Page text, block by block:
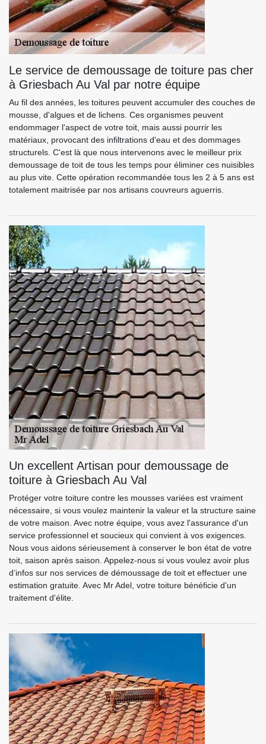
Le service de demoussage de toiture pas cher
à Griesbach Au Val par notre équipe
Au fil des années, les toitures peuvent accumuler des couches de
mousse, d'algues et de lichens. Ces organismes peuvent
endommager l'aspect de votre toit, mais aussi pourrir les
matériaux, provocant des infiltrations d'eau et des dommages
structurels. C'est là que nous intervenons avec le meilleur prix
demoussage de toit de tous les temps pour éliminer ces nuisibles
au plus vite. Cette opération recommandée tous les 2 à 5 ans est
totalement maitrisée par nos artisans couvreurs aguerris.
Un excellent Artisan pour demoussage de
toiture à Griesbach Au Val
Protéger votre toiture contre les mousses variées est vraiment
nécessaire, si vous voulez maintenir la valeur et la structure saine
de votre maison. Avec notre équipe, vous avez l'assurance d'un
service professionnel et soucieux qui convient à vos exigences.
Nous vous aidons sérieusement à conserver le bon état de votre
toit, saison après saison. Appelez-nous si vous voulez avoir plus
d’infos sur nos services de démoussage de toit et effectuer une
estimation gratuite. Avec Mr Adel, votre toiture bénéficie d'un
traitement d'élite.